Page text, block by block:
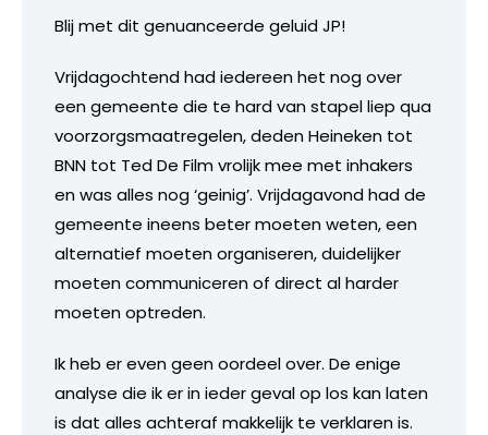
Blij met dit genuanceerde geluid JP!
Vrijdagochtend had iedereen het nog over
een gemeente die te hard van stapel liep qua
voorzorgsmaatregelen, deden Heineken tot
BNN tot Ted De Film vrolijk mee met inhakers
en was alles nog ‘geinig’. Vrijdagavond had de
gemeente ineens beter moeten weten, een
alternatief moeten organiseren, duidelijker
moeten communiceren of direct al harder
moeten optreden.
Ik heb er even geen oordeel over. De enige
analyse die ik er in ieder geval op los kan laten
is dat alles achteraf makkelijk te verklaren is.